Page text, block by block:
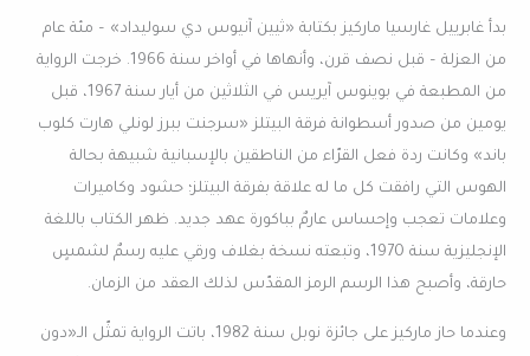
بدأ غابرييل غارسيا ماركيز بكتابة «ثيين آنيوس دي سوليداد» – مئة عام
من العزلة – قبل نصف قرن، وأنهاها في أواخر سنة 1966. خرجت الرواية
من المطبعة في بوينوس آيريس في الثلاثين من أيار سنة 1967، قبل
يومين من صدور أسطوانة فرقة البيتلز «سرجنت ببرز لونلي هارت كلوب
باند» وكانت ردة فعل القرّاء من الناطقين بالإسبانية شبيهة بحالة
الهوس التي رافقت كل ما له علاقة بفرقة البيتلز؛ حشود وكاميرات
وعلامات تعجب وإحساس عارمٌ بباكورة عهد جديد. ظهر الكتاب باللغة
الإنجليزية سنة 1970، وتبعته نسخة بغلاف ورقي عليه رسمٌ لشمسٍ
حارقة، وأصبح هذا الرسم الرمز المقدّس لذلك العقد من الزمان.
وعندما حاز ماركيز على جائزة نوبل سنة 1982، باتت الرواية تمثّل الـ«دون